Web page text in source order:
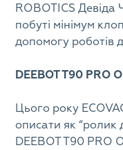
ROBOTICS Девіда
побуті мінімум
допомогу роботів
DEEBOT T90 PRO
Цього року
описати як “ролик
DEEBOT T90 PRO